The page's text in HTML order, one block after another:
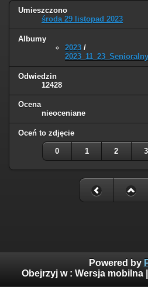
Umieszczono
środa 29 listopad 2023
Albumy
2023 /
Odwiedzin
12428
Ocena
nieoceniane
Oceń to zdjęcie
0 1 2 3
Powered by
Obejrzyj w : Wersja mobilna|